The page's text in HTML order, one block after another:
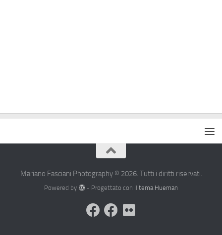
Mariano Fasciani Photography © 2026. Tutti i diritti riservati.
Powered by - Progettato con il tema Hueman